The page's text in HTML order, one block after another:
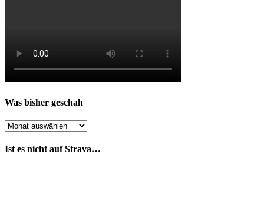
Was bisher geschah
Was
geschah
Ist es nicht auf Strava…